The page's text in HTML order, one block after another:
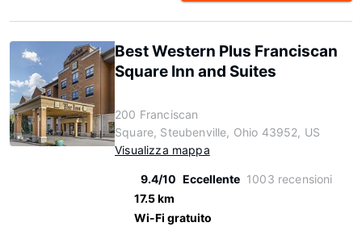
Best Western Plus Franciscan
Square Inn and Suites
200 Franciscan
Square, Steubenville, Ohio 43952, US
Visualizza mappa
9.4/10 Eccellente 1003 recensioni
17.5 km
Wi-Fi gratuito